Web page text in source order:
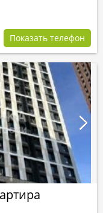
Показать телефон